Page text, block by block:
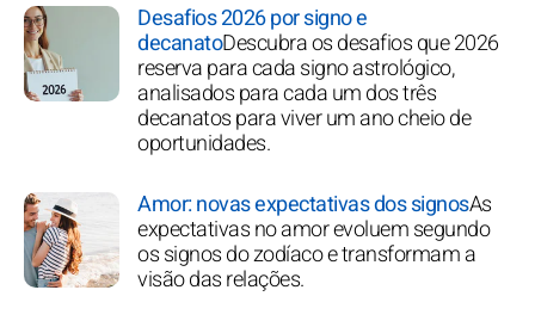
Desafios 2026 por signo e
decanatoDescubra os desafios que 2026
reserva para cada signo astrológico,
analisados para cada um dos três
decanatos para viver um ano cheio de
oportunidades.
Amor: novas expectativas dos signosAs
expectativas no amor evoluem segundo
os signos do zodíaco e transformam a
visão das relações.